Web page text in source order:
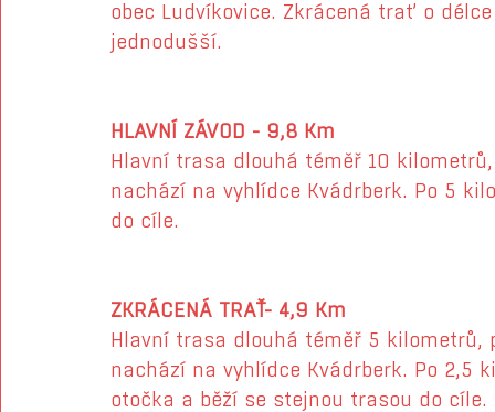
obec Ludvíkovice. Zkrácená trať o
jednodušší.
HLAVNÍ ZÁVOD - 9,8 Km
Hlavní trasa dlouhá téměř 10
nachází na vyhlídce Kvádrberk. Po 5
do cíle.
ZKRÁCENÁ TRAŤ- 4,9 Km
Hlavní trasa dlouhá téměř 5
nachází na vyhlídce Kvádrberk. Po 2,5
otočka a běží se stejnou trasou do cíle.